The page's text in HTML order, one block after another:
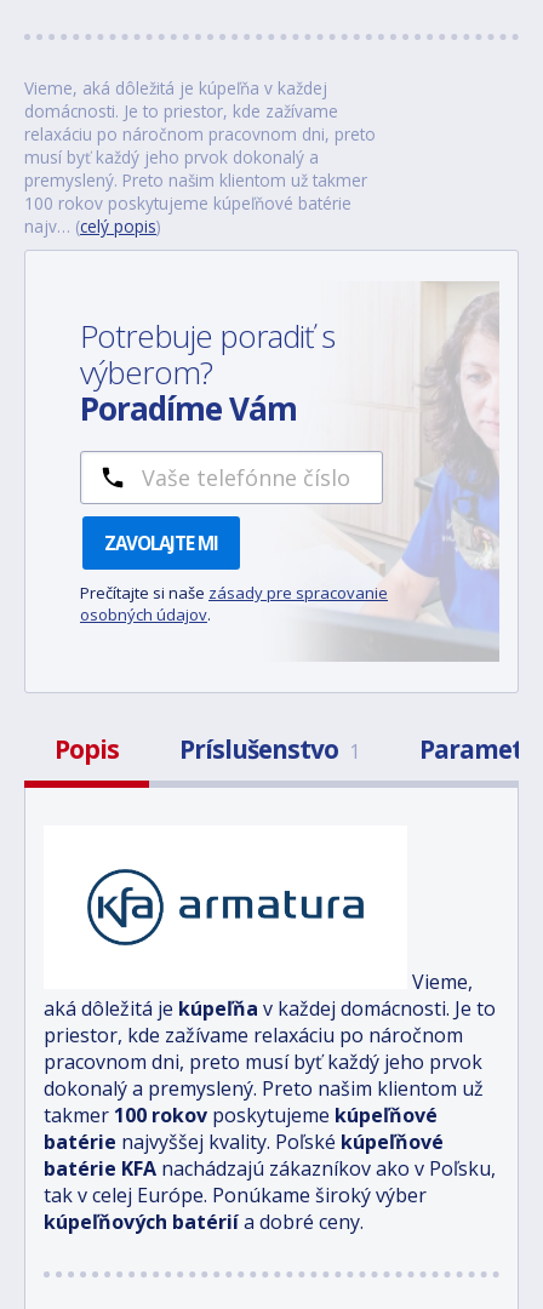
Vieme, aká dôležitá je kúpeľňa v každej
domácnosti. Je to priestor, kde zažívame
relaxáciu po náročnom pracovnom dni, preto
musí byť každý jeho prvok dokonalý a
premyslený. Preto našim klientom už takmer
100 rokov poskytujeme kúpeľňové batérie
najv… (celý popis)
Potrebuje poradiť s
výberom?
Poradíme Vám
ZAVOLAJTE MI
Prečítajte si naše zásady pre spracovanie
osobných údajov.
Popis Príslušenstvo 1
Vieme,
aká dôležitá je kúpeľňa v každej domácnosti. Je to
priestor, kde zažívame relaxáciu po náročnom
pracovnom dni, preto musí byť každý jeho prvok
dokonalý a premyslený. Preto našim klientom už
takmer 100 rokov poskytujeme kúpeľňové
batérie najvyššej kvality. Poľské kúpeľňové
batérie KFA nachádzajú zákazníkov ako v Poľsku,
tak v celej Európe. Ponúkame široký výber
kúpeľňových batériía dobré ceny.